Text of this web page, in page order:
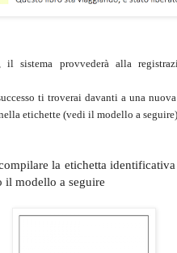
, il sistema provvederà alla
ti troverai davanti a una
etichette (vedi il modello a
la etichetta
il modello a seguire